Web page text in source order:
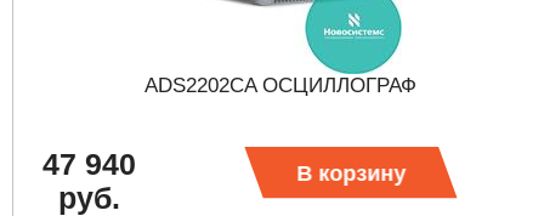
ADS2202CA ОСЦИЛЛОГРАФ
47 940
руб.
В корзину